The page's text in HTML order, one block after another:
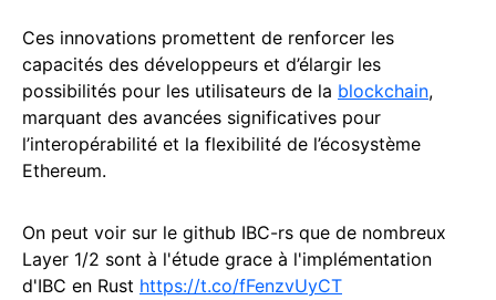
Ces innovations promettent de renforcer les
capacités des développeurs et d’élargir les
possibilités pour les utilisateurs de la blockchain,
marquant des avancées significatives pour
l’interopérabilité et la flexibilité de l’écosystème
Ethereum.
On peut voir sur le github IBC-rs que de nombreux
Layer 1/2 sont à l'étude grace à l'implémentation
d'IBC en Rust https://t.co/fFenzvUyCT